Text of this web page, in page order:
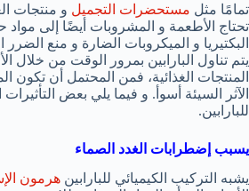
تمامًا مثل مستحضرات التجميل و منتجات
تحتاج الأطعمة و المشروبات أيضًا إلى مواد
البكتيريا و الميكروبات الضارة و منع
يتم تناول البارابين بمرور الوقت من خلال
المنتجات الغذائية، فمن المحتمل أن تكون
الآثر السيئة أسوأ. و فيما يلي بعض التأثيرات
للبارابين.
يسبب إضطرابات الغدد الصماء
يشبه التركيب الكيميائي للبارابين هرمون